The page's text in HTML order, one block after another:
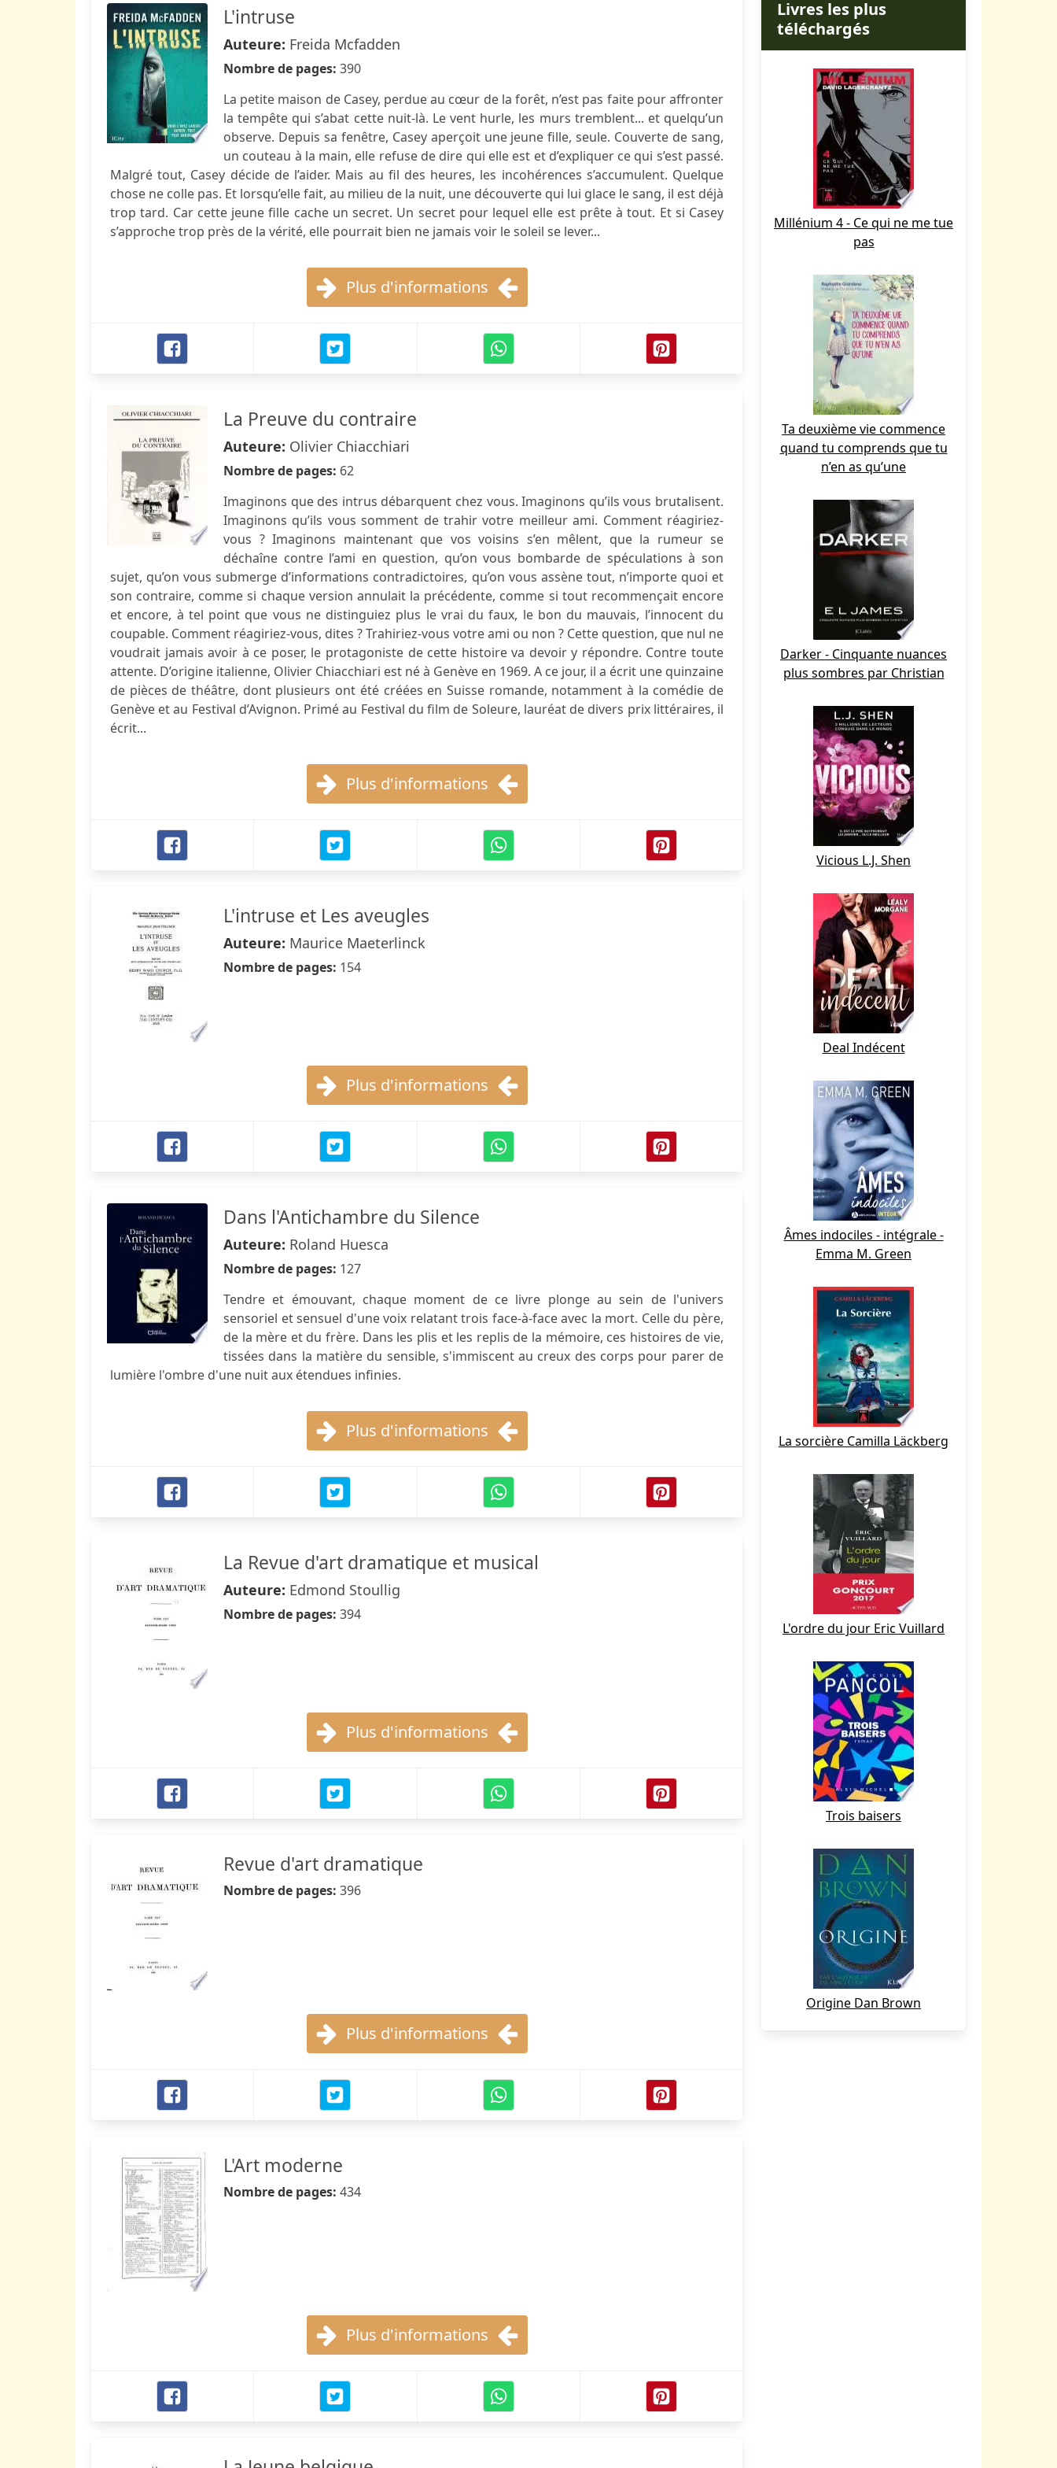
L'intruse
Auteure: Freida Mcfadden
Nombre de pages: 390
La petite maison de Casey, perdue au cœur de la forêt, n’est pas faite pour affronter
la tempête qui s’abat cette nuit-là. Le vent hurle, les murs tremblent... et quelqu’un
observe. Depuis sa fenêtre, Casey aperçoit une jeune fille, seule. Couverte de sang,
un couteau à la main, elle refuse de dire qui elle est et d’expliquer ce qui s’est passé.
Malgré tout, Casey décide de l’aider. Mais au fil des heures, les incohérences s’accumulent. Quelque
chose ne colle pas. Et lorsqu’elle fait, au milieu de la nuit, une découverte qui lui glace le sang, il est déjà
trop tard. Car cette jeune fille cache un secret. Un secret pour lequel elle est prête à tout. Et si Casey
s’approche trop près de la vérité, elle pourrait bien ne jamais voir le soleil se lever...
Plus d'informations
La Preuve du contraire
Auteure: Olivier Chiacchiari
Nombre de pages: 62
Imaginons que des intrus débarquent chez vous. Imaginons qu’ils vous brutalisent.
Imaginons qu’ils vous somment de trahir votre meilleur ami. Comment réagiriez-
vous ? Imaginons maintenant que vos voisins s’en mêlent, que la rumeur se
déchaîne contre l’ami en question, qu’on vous bombarde de spéculations à son
sujet, qu’on vous submerge d’informations contradictoires, qu’on vous assène tout, n’importe quoi et
son contraire, comme si chaque version annulait la précédente, comme si tout recommençait encore
et encore, à tel point que vous ne distinguiez plus le vrai du faux, le bon du mauvais, l’innocent du
coupable. Comment réagiriez-vous, dites ? Trahiriez-vous votre ami ou non ? Cette question, que nul ne
voudrait jamais avoir à ce poser, le protagoniste de cette histoire va devoir y répondre. Contre toute
attente. D’origine italienne, Olivier Chiacchiari est né à Genève en 1969. A ce jour, il a écrit une quinzaine
de pièces de théâtre, dont plusieurs ont été créées en Suisse romande, notamment à la comédie de
Genève et au Festival d’Avignon. Primé au Festival du film de Soleure, lauréat de divers prix littéraires, il
écrit...
Plus d'informations
L'intruse et Les aveugles
Auteure: Maurice Maeterlinck
Nombre de pages: 154
Plus d'informations
Dans l'Antichambre du Silence
Auteure: Roland Huesca
Nombre de pages: 127
Tendre et émouvant, chaque moment de ce livre plonge au sein de l'univers
sensoriel et sensuel d'une voix relatant trois face-à-face avec la mort. Celle du père,
de la mère et du frère. Dans les plis et les replis de la mémoire, ces histoires de vie,
tissées dans la matière du sensible, s'immiscent au creux des corps pour parer de
lumière l'ombre d'une nuit aux étendues infinies.
Plus d'informations
La Revue d'art dramatique et musical
Auteure: Edmond Stoullig
Nombre de pages: 394
Plus d'informations
Revue d'art dramatique
Nombre de pages: 396
Plus d'informations
L'Art moderne
Nombre de pages: 434
Plus d'informations
Livres les plus
téléchargés
Millénium 4 - Ce qui ne me tue
pas
Ta deuxième vie commence
quand tu comprends que tu
n’en as qu’une
Darker - Cinquante nuances
plus sombres par Christian
Vicious L.J. Shen
Deal Indécent
Âmes indociles - intégrale -
Emma M. Green
La sorcière Camilla Läckberg
L'ordre du jour Eric Vuillard
Trois baisers
Origine Dan Brown